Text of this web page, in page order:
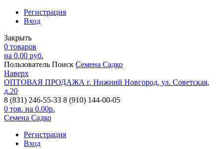
Регистрация
Вход
Закрыть
0 товаров
на 0.00 руб.
Пользователь Поиск Семена Садко
Наверх
ОПТОВАЯ ПРОДАЖА г. Нижний Новгород, ул. Советская,
д.20
8 (831) 246-55-33 8 (910) 144-00-05
0 тов. на 0.00р.
Семена Садко
Регистрация
Вход